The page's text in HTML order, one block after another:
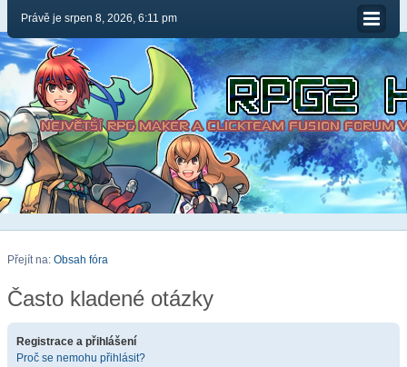
Právě je srpen 8, 2026, 6:11 pm
Přejít na: Obsah fóra
Často kladené otázky
Registrace a přihlášení
Proč se nemohu přihlásit?